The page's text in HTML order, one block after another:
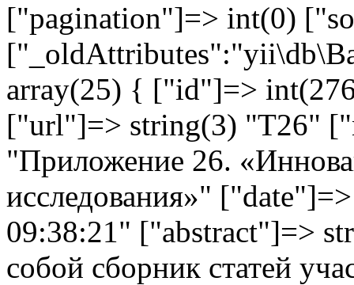
["pagination"]=> int(0)
array(25) { ["id"]=>
["url"]=> string(3) "T26"
"Приложение 26.
исследования»"
09:38:21" ["abstract"]=>
собой сборник статей